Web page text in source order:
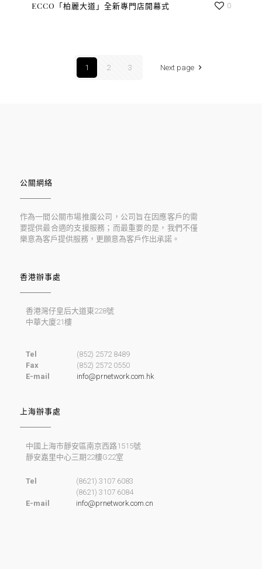
ECCO「柏麗大道」全新專門店開幕式 0
1 2 3 Next page
公關網絡
作為一間公關巿場推廣公司，公司旨在因應客戶的需
要提供最合適的支援服務；而最重要的是，我們不僅
樂意為客戶提供服務，更願意為客戶作出承諾。
香港辦事處
香港灣仔皇后大道東228號
中華大廈21樓
Tel
Fax
E-mail
(852) 2572 8489
(852) 2572 0550
info@prnetwork.com.hk
上海辦事處
中國上海市靜安區南京西路1515號
靜安嘉里中心三期22樓G22室
Tel
E-mail
(8621) 3107 6083
(8621) 3107 6084
info@prnetwork.com.cn